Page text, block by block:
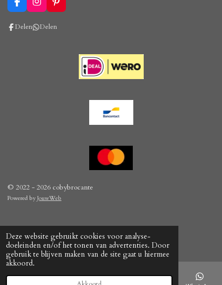
Deze website gebruikt cookies voor analyse-
doeleinden en/of het tonen van advertenties. Door
gebruik te blijven maken van de site gaat u hiermee
akkoord.
F
a
c
I
n
s
t
P
i
n
Delen Delen
© 2022 - 2026 cobybrocante
Powered byJouwWeb